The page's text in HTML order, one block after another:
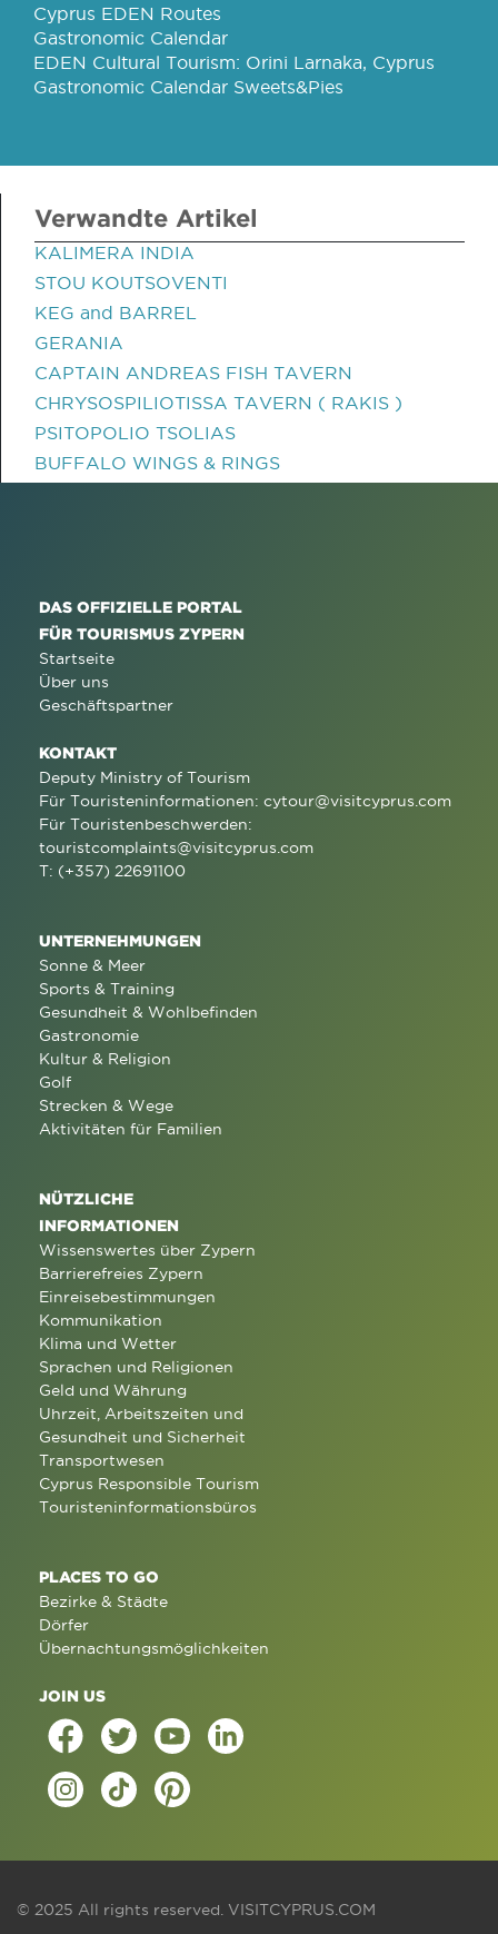
Cyprus EDEN Routes
Gastronomic Calendar
EDEN Cultural Tourism: Orini Larnaka, Cyprus
Gastronomic Calendar Sweets&Pies
Verwandte Artikel
KALIMERA INDIA
STOU KOUTSOVENTI
KEG and BARREL
GERANIA
CAPTAIN ANDREAS FISH TAVERN
CHRYSOSPILIOTISSA TAVERN ( RAKIS )
PSITOPOLIO TSOLIAS
BUFFALO WINGS & RINGS
DAS OFFIZIELLE PORTAL
FÜR TOURISMUS ZYPERN
Startseite
Über uns
Geschäftspartner
KONTAKT
Deputy Ministry of Tourism
Für Touristeninformationen: cytour@visitcyprus.com
Für Touristenbeschwerden:
touristcomplaints@visitcyprus.com
T: (+357) 22691100
UNTERNEHMUNGEN
Sonne & Meer
Sports & Training
Gesundheit & Wohlbefinden
Gastronomie
Kultur & Religion
Golf
Strecken & Wege
Aktivitäten für Familien
NÜTZLICHE
INFORMATIONEN
Wissenswertes über Zypern
Barrierefreies Zypern
Einreisebestimmungen
Kommunikation
Klima und Wetter
Sprachen und Religionen
Geld und Währung
Uhrzeit, Arbeitszeiten und
Gesundheit und Sicherheit
Transportwesen
Cyprus Responsible Tourism
Touristeninformationsbüros
PLACES TO GO
Bezirke & Städte
Dörfer
Übernachtungsmöglichkeiten
JOIN US
© 2025 All rights reserved. VISITCYPRUS.COM